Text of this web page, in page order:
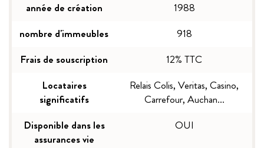
année de création
1988
nombre d'immeubles
918
Frais de souscription
12% TTC
Locataires
significatifs
Relais Colis, Veritas, Casino,
Carrefour, Auchan...
Disponible dans les
assurances vie
OUI